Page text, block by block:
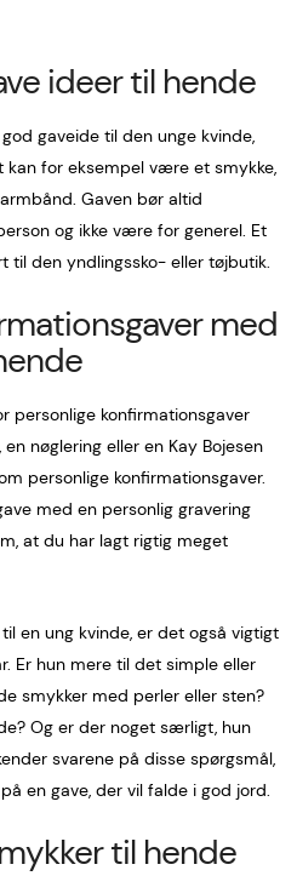
ideer til hende
gaveide til den unge kvinde,
kan for eksempel være et smykke,
Gaven bør altid
og ikke være for generel. Et
til den yndlingssko- eller tøjbutik.
med
personlige konfirmationsgaver
nøglering eller en Kay Bojesen
personlige konfirmationsgaver.
med en personlig gravering
at du har lagt rigtig meget
en ung kvinde, er det også vigtigt
Er hun mere til det simple eller
smykker med perler eller sten?
Og er der noget særligt, hun
svarene på disse spørgsmål,
en gave, der vil falde i god jord.
til hende